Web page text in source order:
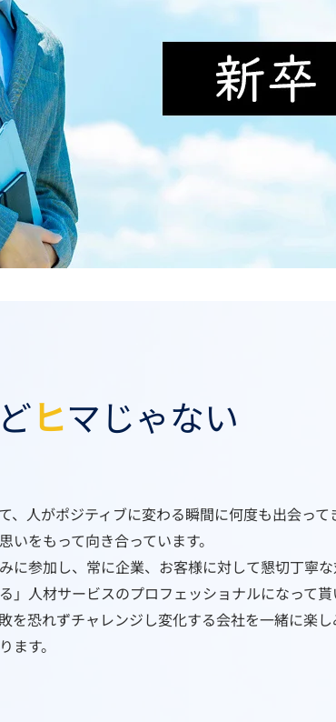
ヒマじゃない
、人がポジティブに変わる瞬間に何度も出会って
いをもって向き合っています。
に参加し、常に企業、お客様に対して懇切丁寧な
」人材サービスのプロフェッショナルになって
を恐れずチャレンジし変化する会社を一緒に楽し
ます。